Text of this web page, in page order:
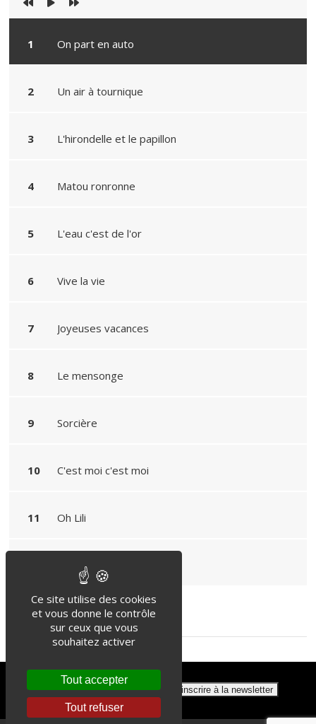
On part en auto
Un air à tournique
L'hirondelle et le papillon
Matou ronronne
L'eau c'est de l'or
Vive la vie
Joyeuses vacances
Le mensonge
Sorcière
C'est moi c'est moi
Oh Lili
Les moutons
Back
Ce site utilise des cookies
et vous donne le contrôle
sur ceux que vous
souhaitez activer
Tout accepter
Tout refuser